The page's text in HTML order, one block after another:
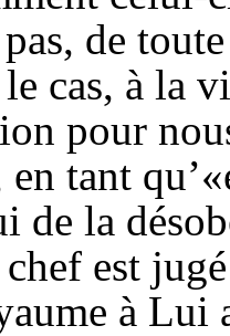
de
cas, à la
pour
tant
de la
chef est
à Lui